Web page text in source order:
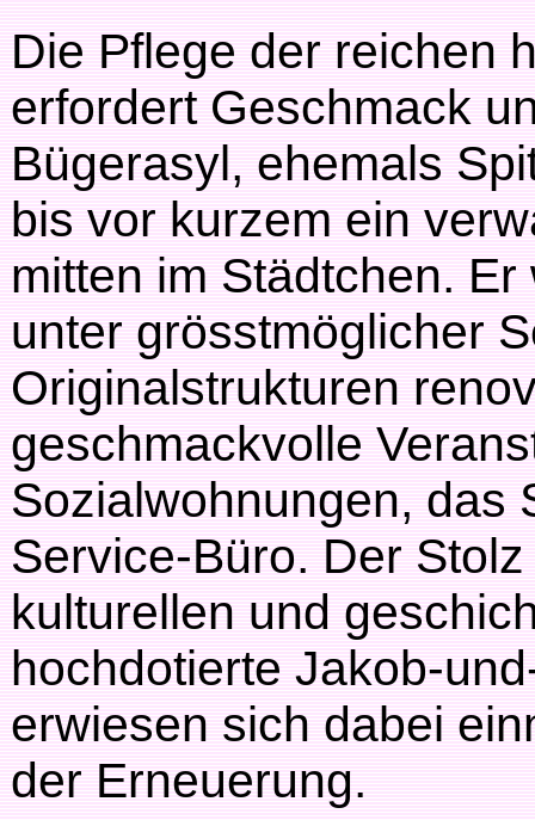
Die Pflege der reichen
erfordert Geschmack
Bügerasyl, ehemals
bis vor kurzem ein
mitten im Städtchen.
unter grösstmöglicher
Originalstrukturen
geschmackvolle
Sozialwohnungen, das
Service-Büro. Der
kulturellen und
hochdotierte Jakob-
erwiesen sich dabei
der Erneuerung.